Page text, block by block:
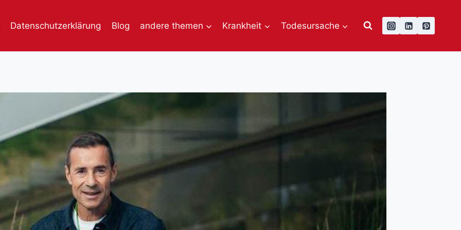
Datenschutzerklärung Blog andere themen Krankheit Todesursache